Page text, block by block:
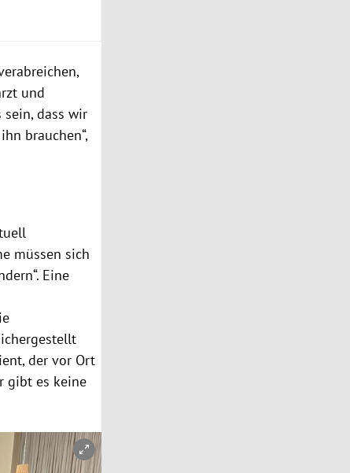
und
sein, dass wir
brauchen“,
müssen sich
Eine
der vor Ort
gibt es keine